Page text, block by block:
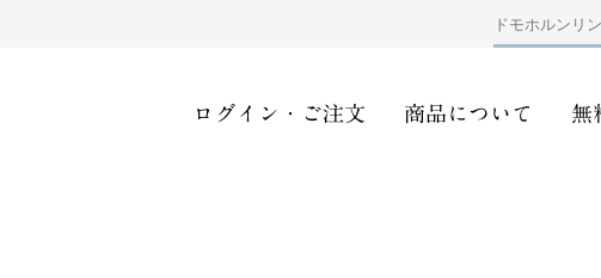
ドモホルンリ
ログイン・ご注文 商品について 無